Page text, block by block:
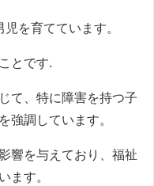
を育てています。
とです.
て、特に障害を持つ子
強調しています。
響を与えており、福祉
ます。